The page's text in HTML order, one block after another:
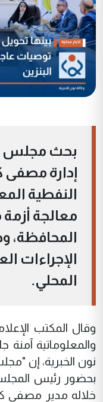
بحث مجلس
إدارة مصفى
النفطية
معالجة أزمة
المحافظة،
الإجراءات
المحلي.
وقال المكتب
والمعلوماتية آمنة
نون الخبرية، إن
بحضور رئيس
خلاله مدير مصفى